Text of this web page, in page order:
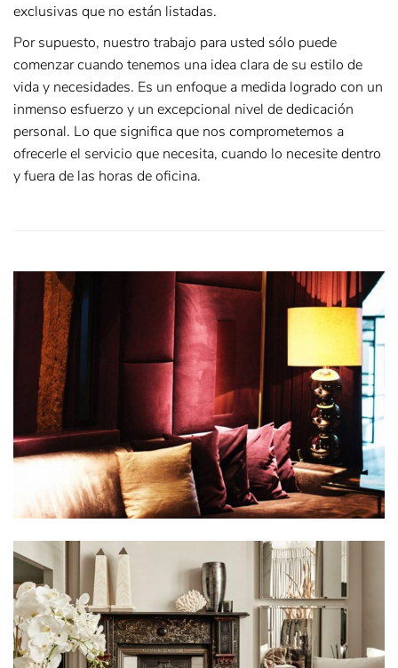
exclusivas que no están listadas.
Por supuesto, nuestro trabajo para usted sólo puede
comenzar cuando tenemos una idea clara de su estilo de
vida y necesidades. Es un enfoque a medida logrado con un
inmenso esfuerzo y un excepcional nivel de dedicación
personal. Lo que significa que nos comprometemos a
ofrecerle el servicio que necesita, cuando lo necesite dentro
y fuera de las horas de oficina.